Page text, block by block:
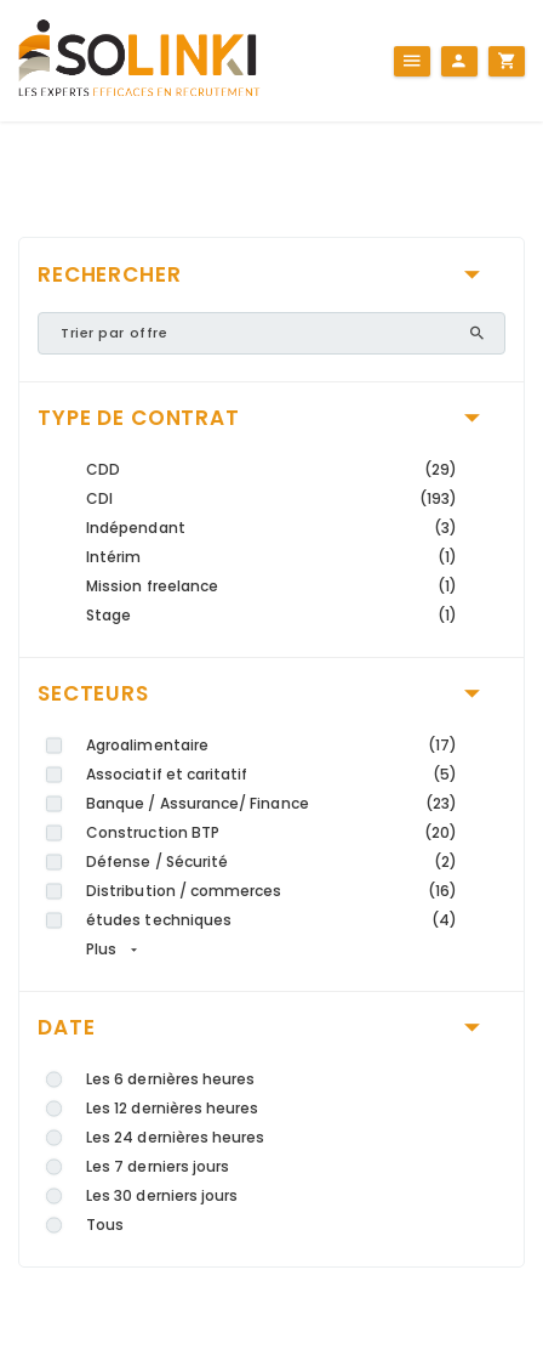
RECHERCHER
TYPE DE CONTRAT
CDD
(29)
CDI
(193)
Indépendant
(3)
Intérim
(1)
Mission freelance
(1)
Stage
(1)
SECTEURS
Agroalimentaire
(17)
Associatif et caritatif
(5)
Banque / Assurance/ Finance
(23)
Construction BTP
(20)
Défense / Sécurité
(2)
Distribution / commerces
(16)
études techniques
(4)
Plus
DATE
Les 6 dernières heures
Les 12 dernières heures
Les 24 dernières heures
Les 7 derniers jours
Les 30 derniers jours
Tous